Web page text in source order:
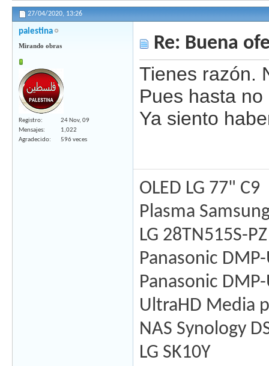
27/04/2020, 13:26
palestina
Mirando obras
Registro
24 Nov, 09
Mensajes
1,022
Agradecido
596 veces
Re: Buena
Tienes razón.
Pues hasta
Ya siento
OLED LG 77" C9
Plasma
LG 28TN515S-PZ
Panasonic
Panasonic
UltraHD Media
NAS Synology
LG SK10Y